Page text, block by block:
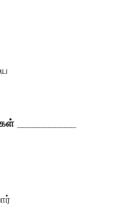
___________